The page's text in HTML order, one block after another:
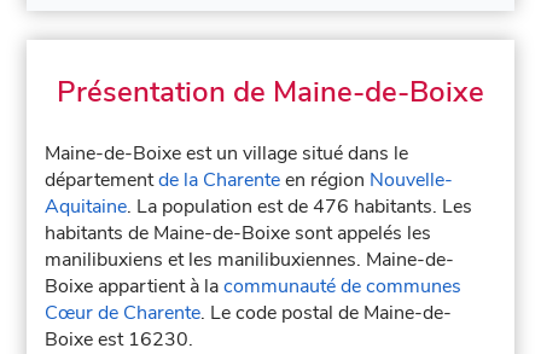
Présentation de Maine-de-Boixe
Maine-de-Boixe est un village situé dans le
départementde la Charenteen région Nouvelle-
Aquitaine. La population est de 476 habitants. Les
habitants de Maine-de-Boixe sont appelés les
manilibuxiens et les manilibuxiennes. Maine-de-
Boixe appartient à lacommunauté de communes
Cœur de Charente. Le code postal de Maine-de-
Boixe est 16230.